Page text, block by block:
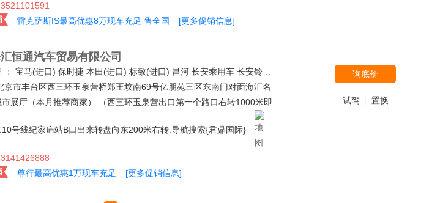
雷克萨斯IS最高优惠8万现车充足 售全国
[更多促销信息]
恒通汽车贸易有限公司
宝马(进口) 保时捷 本田(进口) 标致(进口) 昌河 长安乘用车 长安铃木 大众(进口) 道奇(进口) 奥迪(进口) 东风小康 东南汽车 菲亚特(进口) 丰田(进口) 东风日产 比亚迪 福特(进口) 北汽福田 红旗 吉利汽车 Jeep 东风悦达起亚 捷豹 凯迪拉克(进口) 克莱斯勒 雷诺 猎豹汽车 林肯 雷克萨斯 路虎 马自达(进口) 玛莎拉蒂 奔驰(进口) 欧宝 奇瑞汽车 起亚(进口) 日产(进口) 三菱(进口) 别克 金杯 斯柯达(进口) 哈飞 沃尔沃(进口) 英菲尼迪 天津一汽 现代(进口) 雪佛兰(进口) 雪铁龙(进口) 一汽奥迪 中华 中兴 东风雪铁龙 陆风 长城 北京现代 上汽通用五菱 雪佛兰 江淮汽车 上汽荣威 华晨宝马 一汽丰田 上汽大众 一汽-大众 东风标致 斯巴鲁 凯迪拉克(国产) 福迪 广汽吉奥 众泰 沃尔沃 一汽海马 讴歌 斯柯达 MINI MG 一汽吉林 莲花汽车 北京奔驰 广汽本田 东风本田 别克(进口) 长安福特 广汽三菱 东南三菱 广汽丰田 长安马自达 郑州日产 一汽马自达 一汽奔腾 东风风神 广汽传祺 福建奔驰 广汽本田-理念 宝骏汽车 东风裕隆 东风日产-启辰 北京 长安商用车 北汽威旺 上汽大通 海马郑州 一汽欧朗 东风风行 观致 东风本田-思铭 野马汽车 DS（进口） 巴博斯 奔驰-AMG 哈弗汽车 北汽绅宝 宝马M 郑州日产（东风风度） 长安PSA 郑州日产 东风御风 潍柴汽车 沃尔沃亚太 福汽启腾 北汽银翔 北汽新能源 东风英菲尼迪 奇瑞捷豹路虎 奔驰-迈巴赫 广汽菲克 东风汽车 东风雷诺 宝沃汽车 东风风光 江铃福特 绵阳金杯 铃木(进口) 昌河铃木
京市丰台区西三环玉泉营桥郑王坟南69号亿朋苑三区东南门对面海汇名
展厅（本月推荐商家）.（西三环玉泉营出口第一个路口右转1000米即
号线纪家庙站B口出来转盘向东200米右转.导航搜索{君鼎国际}
尊行最高优惠1万现车充足
[更多促销信息]
询底价
试驾 置换